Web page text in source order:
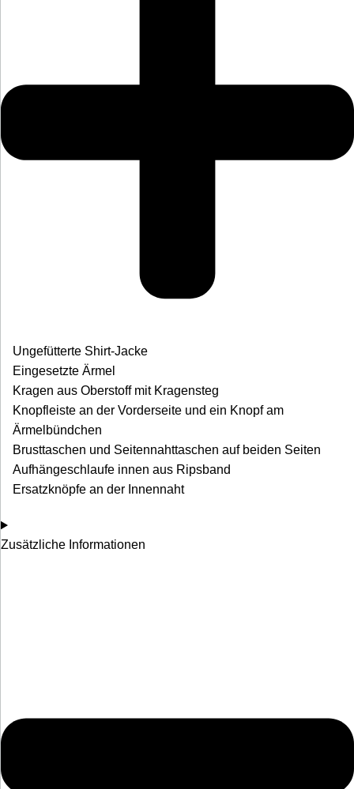
Ungefütterte Shirt-Jacke
Eingesetzte Ärmel
Kragen aus Oberstoff mit Kragensteg
Knopfleiste an der Vorderseite und ein Knopf am
Ärmelbündchen
Brusttaschen und Seitennahttaschen auf beiden Seiten
Aufhängeschlaufe innen aus Ripsband
Ersatzknöpfe an der Innennaht
Zusätzliche Informationen